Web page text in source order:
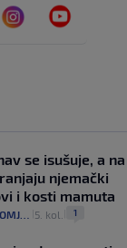
se isušuje, a na
njemački
i kosti mamuta
5. kol. 1